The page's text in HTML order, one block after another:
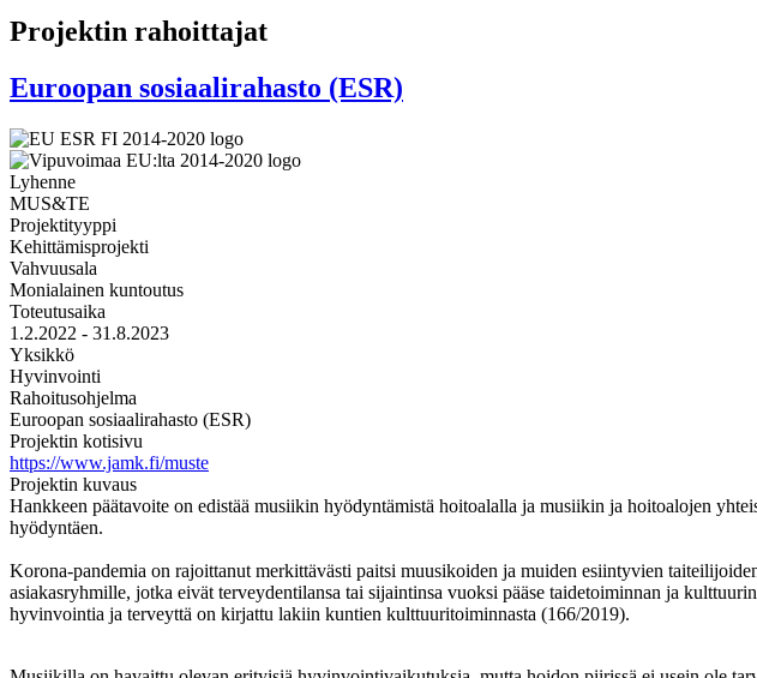
Projektin rahoittajat
Euroopan sosiaalirahasto (ESR)
Lyhenne
MUS&TE
Projektityyppi
Kehittämisprojekti
Vahvuusala
Monialainen kuntoutus
Toteutusaika
1.2.2022 - 31.8.2023
Yksikkö
Hyvinvointi
Rahoitusohjelma
Euroopan sosiaalirahasto (ESR)
Projektin kotisivu
https://www.jamk.fi/muste
Projektin kuvaus
Hankkeen päätavoite on edistää musiikin hyödyntämistä hoitoalalla ja musiikin ja hoitoalojen
hyödyntäen.
Korona-pandemia on rajoittanut merkittävästi paitsi muusikoiden ja muiden esiintyvien
asiakasryhmille, jotka eivät terveydentilansa tai sijaintinsa vuoksi pääse taidetoiminnan ja
hyvinvointia ja terveyttä on kirjattu lakiin kuntien kulttuuritoiminnasta (166/2019).